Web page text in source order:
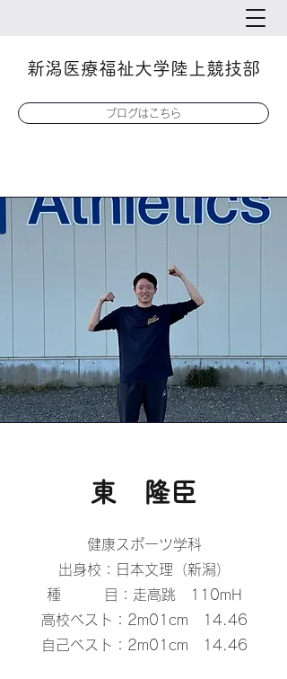
新潟医療福祉大学陸上競技部
ブログはこちら
​東 隆臣
健康スポーツ学科
出身校：日本文理（新潟）
種 目：走高跳 110mH
高校ベスト：2m01cm 14.46
​自己ベスト：2m01cm 14.46